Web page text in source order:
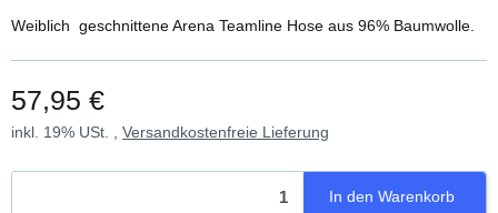
Weiblich geschnittene Arena Teamline Hose aus 96% Baumwolle.
57,95 €
inkl. 19% USt. , Versandkostenfreie Lieferung
In den Warenkorb